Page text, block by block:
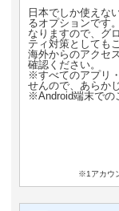
日本でしか使えな
るオプションです
なりますので、グ
ティ対策としても
海外からのアクセ
確認ください。
※すべてのアプリ
せんので、あらか
※Android端末での
※1アカウ